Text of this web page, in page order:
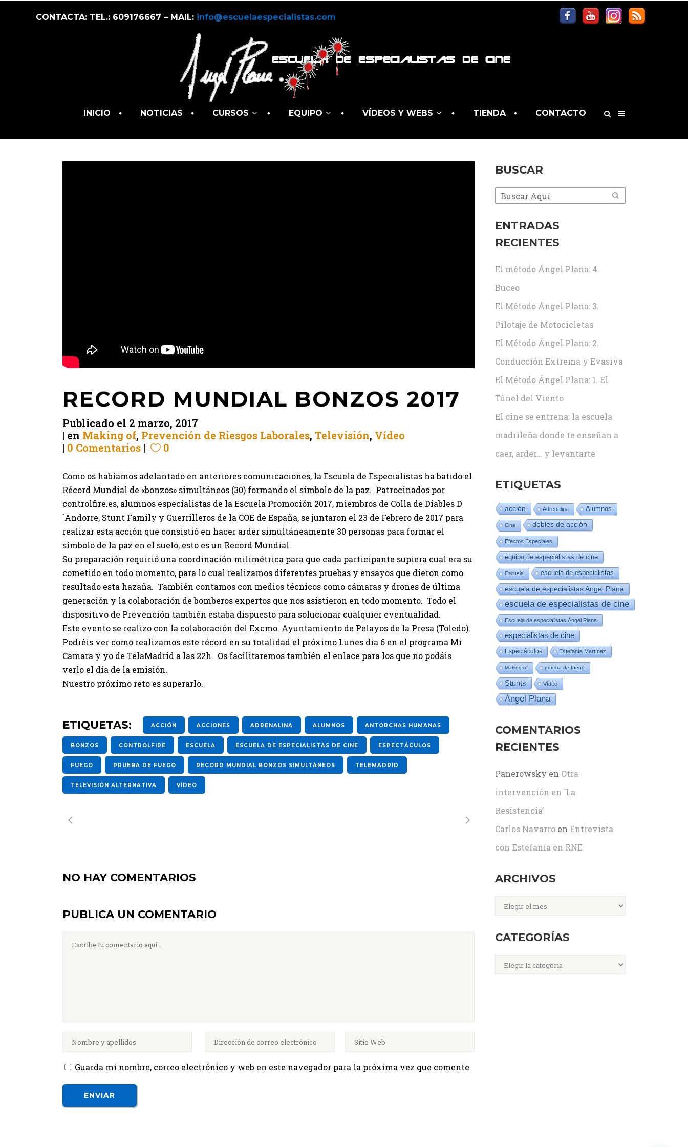
CONTACTA: TEL.: 609176667 – MAIL: info@escuelaespecialistas.com
INICIO NOTICIAS CURSOS EQUIPO VÍDEOS Y WEBS TIENDA CONTACTO
RECORD MUNDIAL BONZOS 2017
Publicado el 2 marzo, 2017
en Making of, Prevención de Riesgos Laborales, Televisión, Vídeo
0 Comentarios
0
Como os habíamos adelantado en anteriores comunicaciones, la Escuela de Especialistas ha batido el
Récord Mundial de «bonzos» simultáneos (30) formando el símbolo de la paz. Patrocinados por
controlfire.es, alumnos especialistas de la Escuela Promoción 2017, miembros de Colla de Diables D
´Andorre, Stunt Family y Guerrilleros de la COE de España, se juntaron el 23 de Febrero de 2017 para
realizar esta acción que consistió en hacer arder simultáneamente 30 personas para formar el
símbolo de la paz en el suelo, esto es un Record Mundial.
Su preparación requirió una coordinación milimétrica para que cada participante supiera cual era su
cometido en todo momento, para lo cual realizamos diferentes pruebas y ensayos que dieron como
resultado esta hazaña. También contamos con medios técnicos como cámaras y drones de última
generación y la colaboración de bomberos expertos que nos asistieron en todo momento. Todo el
dispositivo de Prevención también estaba dispuesto para solucionar cualquier eventualidad.
Este evento se realizo con la colaboración del Excmo. Ayuntamiento de Pelayos de la Presa (Toledo).
Podréis ver como realizamos este récord en su totalidad el próximo Lunes dia 6 en el programa Mi
Camara y yo de TelaMadrid a las 22h. Os facilitaremos también el enlace para los que no podáis
verlo el día de la emisión.
Nuestro próximo reto es superarlo.
ETIQUETAS: ACCIÓN ACCIONES ADRENALINA ALUMNOS ANTORCHAS HUMANAS
BONZOS CONTROLFIRE ESCUELA ESCUELA DE ESPECIALISTAS DE CINE ESPECTÁCULOS
FUEGO PRUEBA DE FUEGO RECORD MUNDIAL BONZOS SIMULTÁNEOS TELEMADRID
TELEVISIÓN ALTERNATIVA VÍDEO
NO HAY COMENTARIOS
PUBLICA UN COMENTARIO
Guarda mi nombre, correo electrónico y web en este navegador para la próxima vez que comente.
BUSCAR
ENTRADAS
RECIENTES
El método Ángel Plana: 4.
Buceo
El Método Ángel Plana: 3.
Pilotaje de Motocicletas
El Método Ángel Plana: 2.
Conducción Extrema y Evasiva
El Método Ángel Plana: 1. El
Túnel del Viento
El cine se entrena: la escuela
madrileña donde te enseñan a
caer, arder… y levantarte
ETIQUETAS
acción Adrenalina Alumnos
Cine dobles de acción
Efectos Especiales
equipo de especialistas de cine
Escuela escuela de especialistas
escuela de especialistas Angel Plana
escuela de especialistas de cine
Escuela de especialistas Ángel Plana
especialistas de cine
Espectáculos Estefanía Martínez
Making of prueba de fuego
Stunts Vídeo
Ángel Plana
COMENTARIOS
RECIENTES
Panerowsky en Otra
intervención en ´La
Resistencia’
Carlos Navarro en Entrevista
con Estefanía en RNE
ARCHIVOS
Archivos
CATEGORÍAS
Categorías